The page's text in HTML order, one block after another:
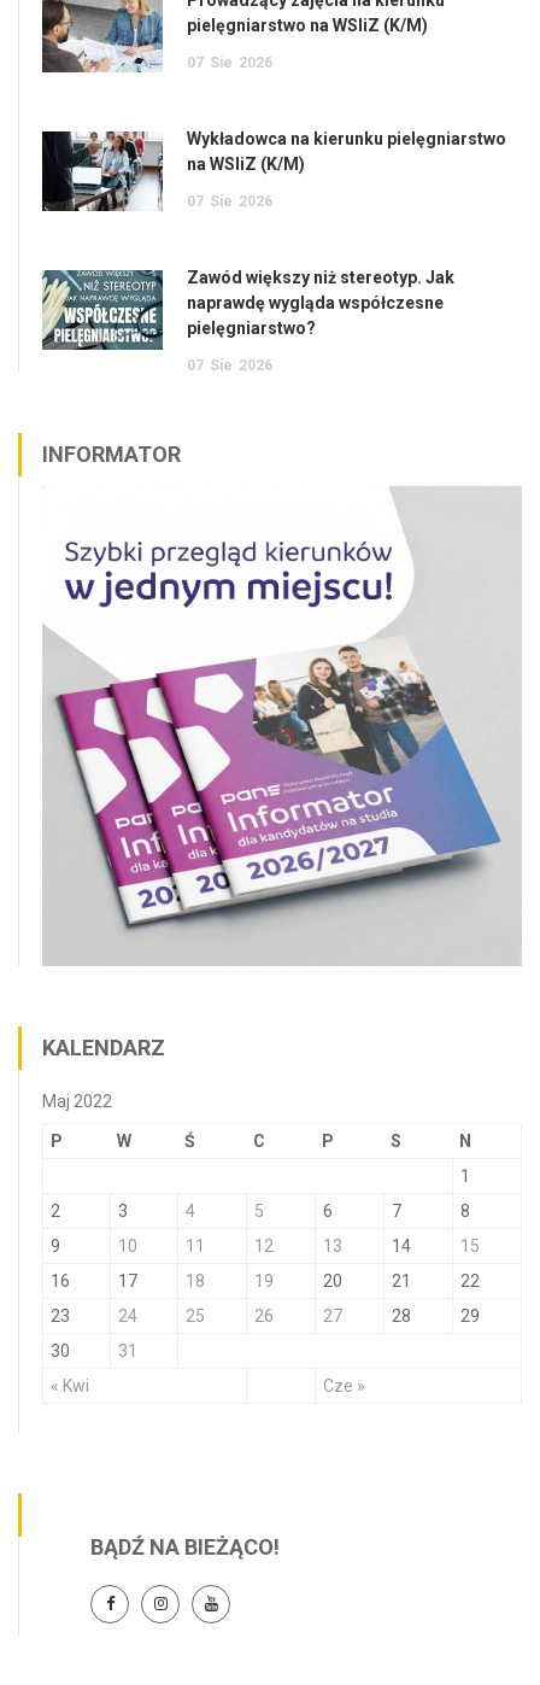
pielęgniarstwo na WSIiZ (K/M)
07 Sie 2026
Wykładowca na kierunku pielęgniarstwo
na WSIiZ (K/M)
07 Sie 2026
Zawód większy niż stereotyp. Jak
naprawdę wygląda współczesne
pielęgniarstwo?
07 Sie 2026
INFORMATOR
KALENDARZ
Maj 2022
P W Ś C P S N
« Kwi Cze »
1
2
3 4 5 6 7
8
9
10 11 12 13 14
15
16
17 18 19 20 21
22
23
24 25 26 27 28
29
30
31
BĄDŹ NA BIEŻĄCO!